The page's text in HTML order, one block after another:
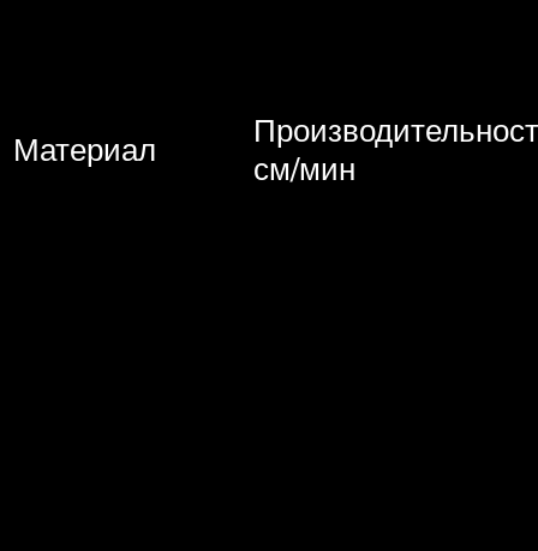
Материал
см/мин